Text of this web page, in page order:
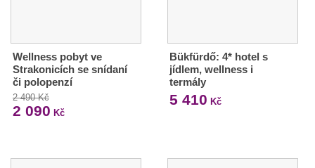
Wellness pobyt ve
Strakonicích se snídaní
či polopenzí
2 490 Kč
2 090 Kč
Bükfürdő: 4* hotel s
jídlem, wellness i
termály
5 410 Kč